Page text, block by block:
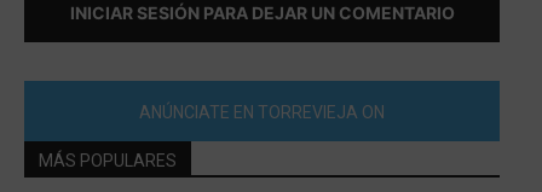
INICIAR SESIÓN PARA DEJAR UN COMENTARIO
ANÚNCIATE EN TORREVIEJA ON
MÁS POPULARES